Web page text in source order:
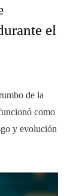
el
de la
como
y evolución